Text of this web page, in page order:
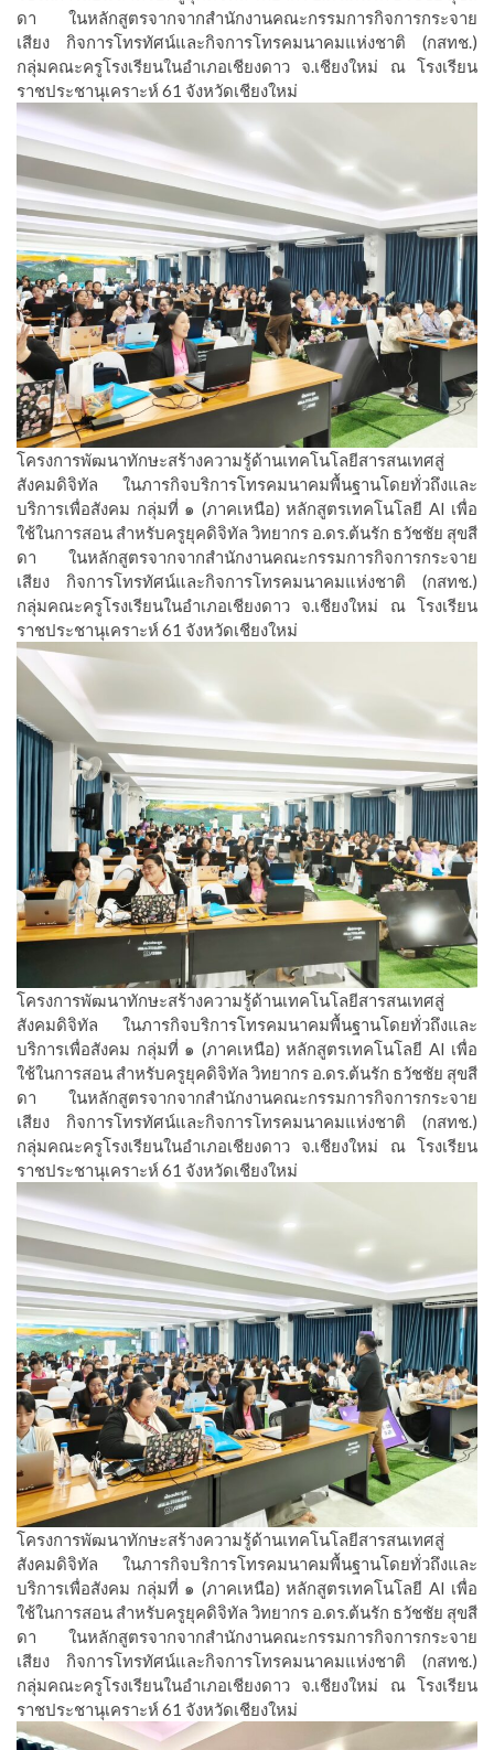
ดา ในหลักสูตรจากจากสำนักงานคณะกรรมการกิจการกระจาย
เสียง กิจการโทรทัศน์และกิจการโทรคมนาคมแห่งชาติ (กสทช.)
กลุ่มคณะครูโรงเรียนในอำเภอเชียงดาว จ.เชียงใหม่ ณ โรงเรียน
ราชประชานุเคราะห์ 61 จังหวัดเชียงใหม่
โครงการพัฒนาทักษะสร้างความรู้ด้านเทคโนโลยีสารสนเทศสู่
สังคมดิจิทัล ในภารกิจบริการโทรคมนาคมพื้นฐานโดยทั่วถึงและ
บริการเพื่อสังคม กลุ่มที่ ๑ (ภาคเหนือ) หลักสูตรเทคโนโลยี AI เพื่อ
ใช้ในการสอน สำหรับครูยุคดิจิทัล วิทยากร อ.ดร.ต้นรัก ธวัชชัย สุขสี
ดา ในหลักสูตรจากจากสำนักงานคณะกรรมการกิจการกระจาย
เสียง กิจการโทรทัศน์และกิจการโทรคมนาคมแห่งชาติ (กสทช.)
กลุ่มคณะครูโรงเรียนในอำเภอเชียงดาว จ.เชียงใหม่ ณ โรงเรียน
ราชประชานุเคราะห์ 61 จังหวัดเชียงใหม่
โครงการพัฒนาทักษะสร้างความรู้ด้านเทคโนโลยีสารสนเทศสู่
สังคมดิจิทัล ในภารกิจบริการโทรคมนาคมพื้นฐานโดยทั่วถึงและ
บริการเพื่อสังคม กลุ่มที่ ๑ (ภาคเหนือ) หลักสูตรเทคโนโลยี AI เพื่อ
ใช้ในการสอน สำหรับครูยุคดิจิทัล วิทยากร อ.ดร.ต้นรัก ธวัชชัย สุขสี
ดา ในหลักสูตรจากจากสำนักงานคณะกรรมการกิจการกระจาย
เสียง กิจการโทรทัศน์และกิจการโทรคมนาคมแห่งชาติ (กสทช.)
กลุ่มคณะครูโรงเรียนในอำเภอเชียงดาว จ.เชียงใหม่ ณ โรงเรียน
ราชประชานุเคราะห์ 61 จังหวัดเชียงใหม่
โครงการพัฒนาทักษะสร้างความรู้ด้านเทคโนโลยีสารสนเทศสู่
สังคมดิจิทัล ในภารกิจบริการโทรคมนาคมพื้นฐานโดยทั่วถึงและ
บริการเพื่อสังคม กลุ่มที่ ๑ (ภาคเหนือ) หลักสูตรเทคโนโลยี AI เพื่อ
ใช้ในการสอน สำหรับครูยุคดิจิทัล วิทยากร อ.ดร.ต้นรัก ธวัชชัย สุขสี
ดา ในหลักสูตรจากจากสำนักงานคณะกรรมการกิจการกระจาย
เสียง กิจการโทรทัศน์และกิจการโทรคมนาคมแห่งชาติ (กสทช.)
กลุ่มคณะครูโรงเรียนในอำเภอเชียงดาว จ.เชียงใหม่ ณ โรงเรียน
ราชประชานุเคราะห์ 61 จังหวัดเชียงใหม่